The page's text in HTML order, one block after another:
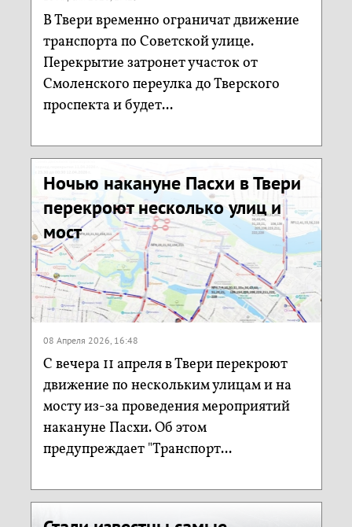
В Твери временно ограничат движение
транспорта по Советской улице.
Перекрытие затронет участок от
Смоленского переулка до Тверского
проспекта и будет...
Ночью накануне Пасхи в Твери
перекроют несколько улиц и
мост
08 Апреля 2026, 16:48
С вечера 11 апреля в Твери перекроют
движение по нескольким улицам и на
мосту из-за проведения мероприятий
накануне Пасхи. Об этом
предупреждает "Транспорт...